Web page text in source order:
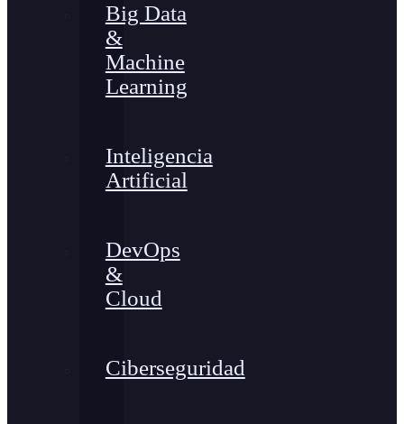
Big Data
&
Machine
Learning
Inteligencia
Artificial
DevOps
&
Cloud
Ciberseguridad